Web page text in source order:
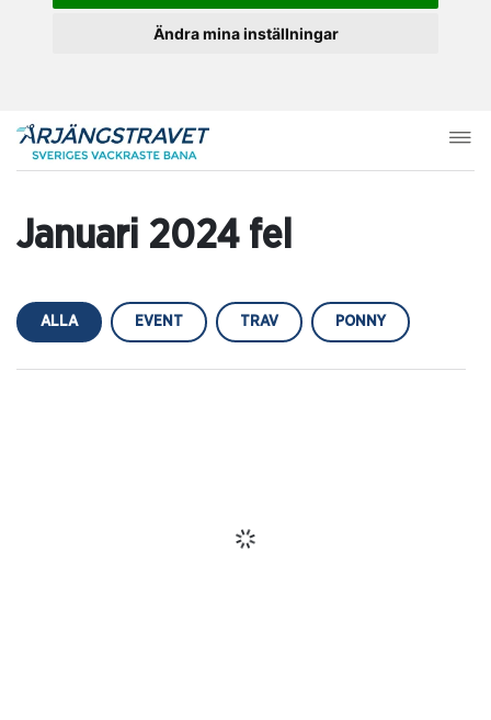
Ändra mina inställningar
Januari 2024 fel
ALLA EVENT TRAV PONNY